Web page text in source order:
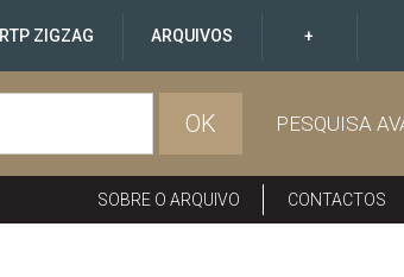
RTP ZIGZAG ARQUIVOS +
OK PESQUISA
SOBRE O ARQUIVO CONTACTOS